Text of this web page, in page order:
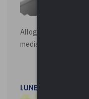
Alloggi di Edilizia
mediante procedura
LUNEDì 20 LUGLIO